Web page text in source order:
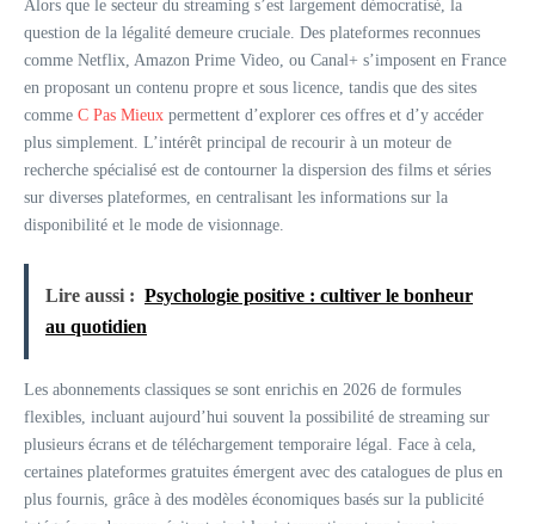
Alors que le secteur du streaming s’est largement démocratisé, la
question de la légalité demeure cruciale. Des plateformes reconnues
comme Netflix, Amazon Prime Video, ou Canal+ s’imposent en France
en proposant un contenu propre et sous licence, tandis que des sites
comme C Pas Mieux permettent d’explorer ces offres et d’y accéder
plus simplement. L’intérêt principal de recourir à un moteur de
recherche spécialisé est de contourner la dispersion des films et séries
sur diverses plateformes, en centralisant les informations sur la
disponibilité et le mode de visionnage.
Lire aussi : Psychologie positive : cultiver le bonheur
au quotidien
Les abonnements classiques se sont enrichis en 2026 de formules
flexibles, incluant aujourd’hui souvent la possibilité de streaming sur
plusieurs écrans et de téléchargement temporaire légal. Face à cela,
certaines plateformes gratuites émergent avec des catalogues de plus en
plus fournis, grâce à des modèles économiques basés sur la publicité